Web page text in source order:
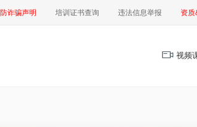
防诈骗声明 培训证书查询 违法信息举报 资质
视频